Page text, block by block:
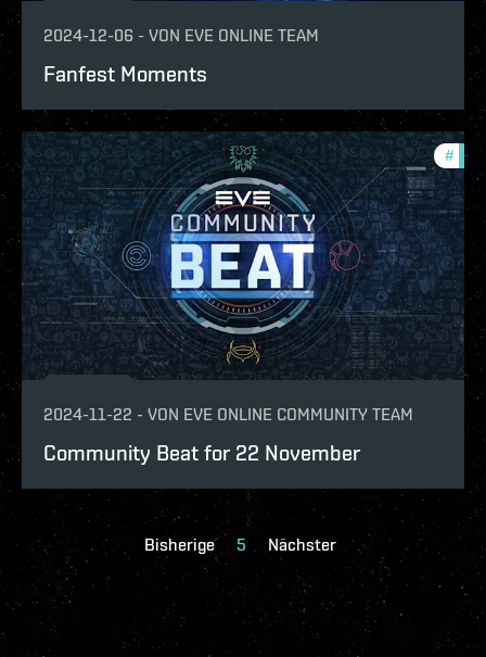
2024-12-06 - VON EVE ONLINE TEAM
Fanfest Moments
#
2024-11-22 - VON EVE ONLINE COMMUNITY TEAM
Community Beat for 22 November
Bisherige 5 Nächster